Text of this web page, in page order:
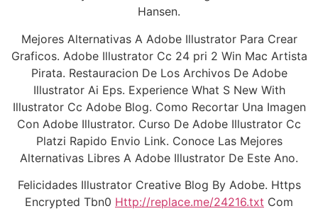
Hansen.
Mejores Alternativas A Adobe Illustrator Para Crear
Graficos. Adobe Illustrator Cc 24 pri 2 Win Mac Artista
Pirata. Restauracion De Los Archivos De Adobe
Illustrator Ai Eps. Experience What S New With
Illustrator Cc Adobe Blog. Como Recortar Una Imagen
Con Adobe Illustrator. Curso De Adobe Illustrator Cc
Platzi Rapido Envio Link. Conoce Las Mejores
Alternativas Libres A Adobe Illustrator De Este Ano.
Felicidades Illustrator Creative Blog By Adobe. Https
Encrypted Tbn0 Http://replace.me/24216.txt Com